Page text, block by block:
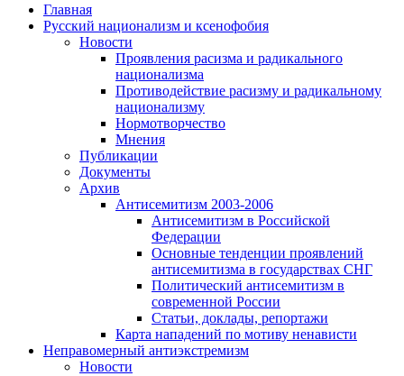
Главная
Русский национализм и ксенофобия
Новости
Проявления расизма и радикального
национализма
Противодействие расизму и радикальному
национализму
Нормотворчество
Мнения
Публикации
Документы
Архив
Антисемитизм 2003-2006
Антисемитизм в Российской
Федерации
Основные тенденции проявлений
антисемитизма в государствах СНГ
Политический антисемитизм в
современной России
Статьи, доклады, репортажи
Карта нападений по мотиву ненависти
Неправомерный антиэкстремизм
Новости